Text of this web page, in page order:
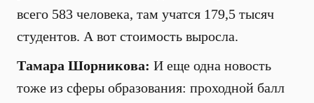
всего 583 человека, там учатся 179,5 тысяч
студентов. А вот стоимость выросла.
Тамара Шорникова: И еще одна новость
тоже из сферы образования: проходной балл